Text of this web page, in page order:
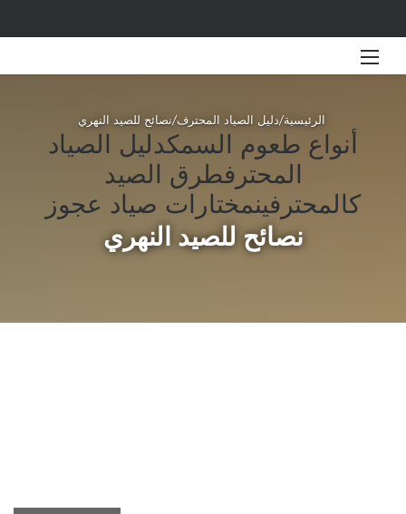
الرئيسية/دليل الصياد المحترف/نصائح للصيد النهري
أنواع طعوم السمكدليل الصياد
المحترفطرق الصيد
كالمحترفينمختارات صياد عجوز
نصائح للصيد النهري